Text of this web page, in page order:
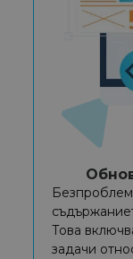
Това
задачи